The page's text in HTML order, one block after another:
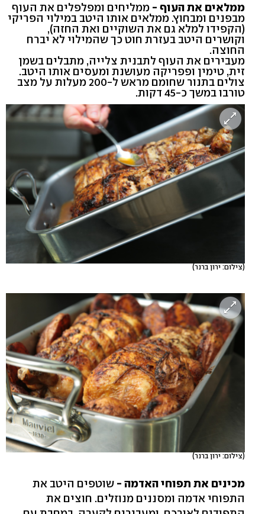
ממלאים את העוף -ממליחים ומפלפלים את העוף
מבפנים ומבחוץ. ממלאים אותו היטב במילוי הפריקי
(הקפידו למלא גם את השוקיים ואת החזה),
וקושרים היטב בעזרת חוט כך שהמילוי לא יברח
החוצה.
מעבירים את העוף לתבנית צלייה, מתבלים בשמן
זית, טימין ופפריקה מעושנת ומעסים אותו היטב.
צולים בתנור שחומם מראש ל-200 מעלות על מצב
טורבו במשך כ-45 דקות.
(צילום: ירון ברנר)
(צילום: ירון ברנר)
מכינים את תפוחי האדמה -שוטפים היטב את
התפוחי אדמה ומסננים מנוזלים. חוצים את